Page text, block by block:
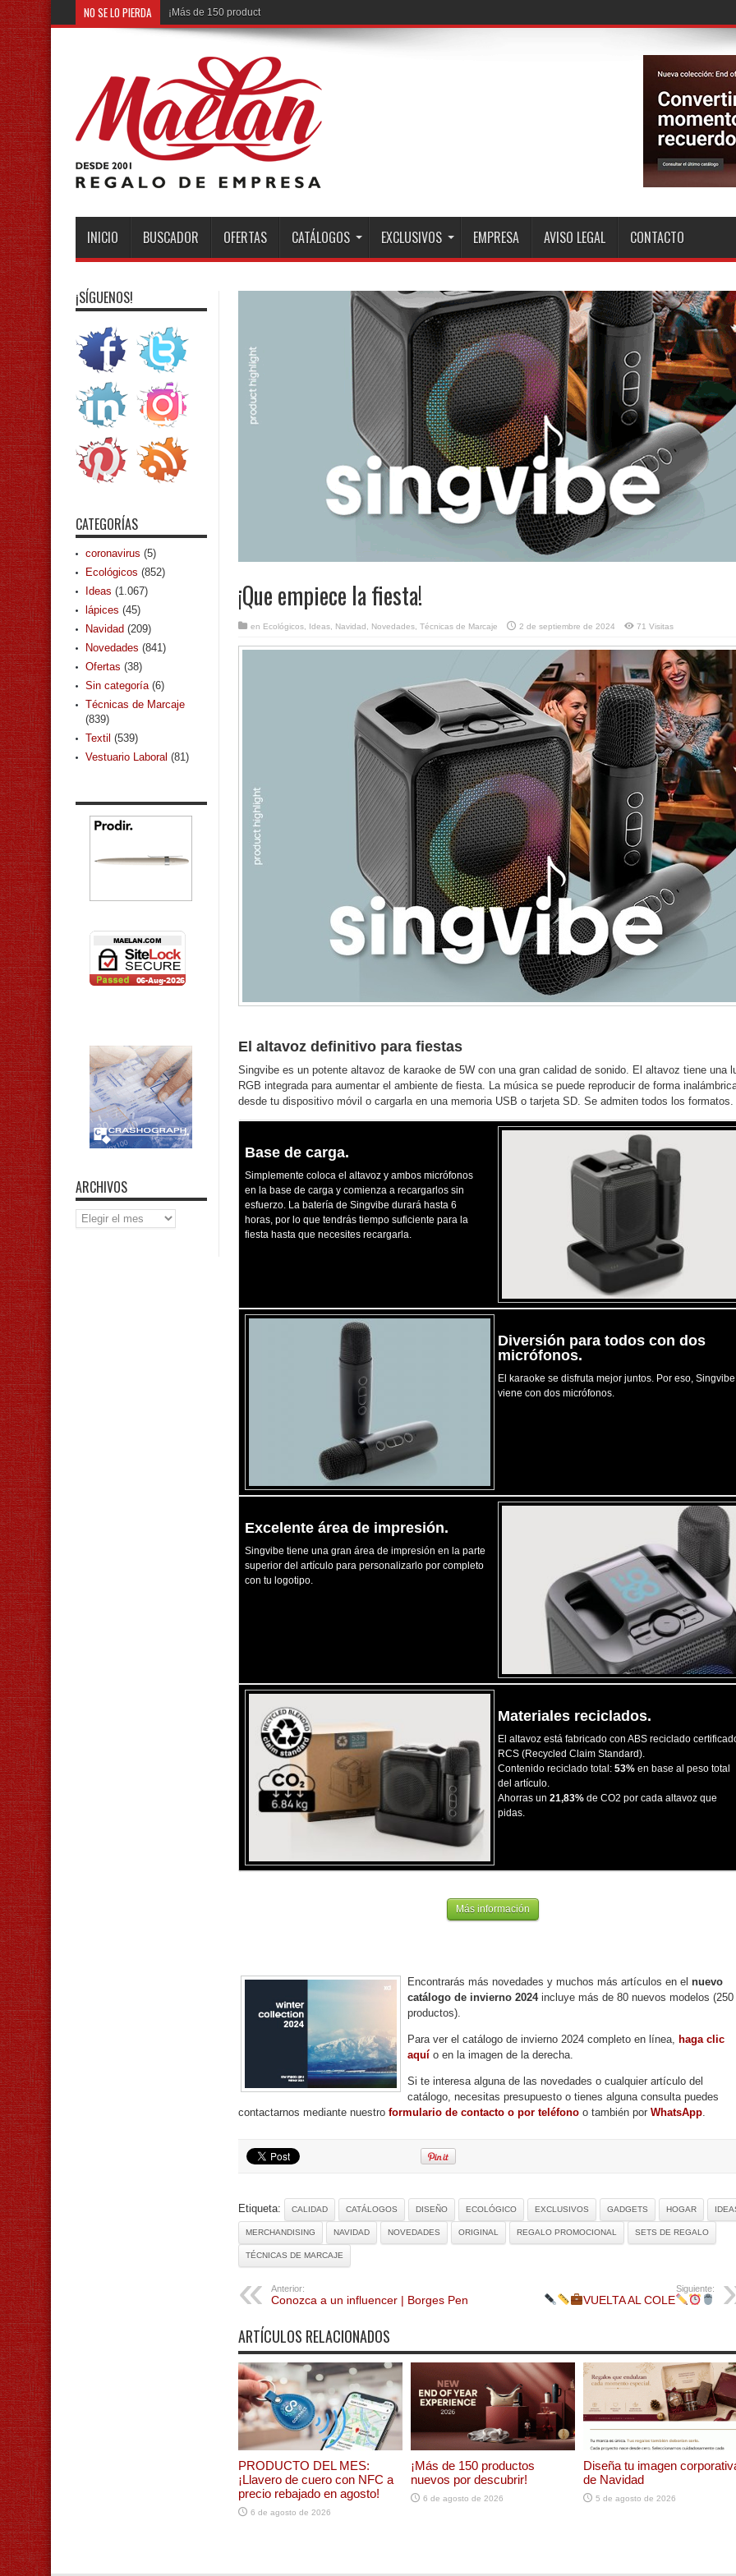
NO SE LO PIERDA ¡Más de 150 productos nuevos por descubrir!
INICIO BUSCADOR OFERTAS CATÁLOGOS EXCLUSIVOS EMPRESA AVISO LEGAL CONTACTO
¡Que empiece la fiesta!
en Ecológicos Ideas Navidad Novedades Técnicas de Marcaje 2 de septiembre de 2024 71 Visitas
El altavoz definitivo para fiestas
Singvibe es un potente altavoz de karaoke de 5W con una gran calidad de sonido. El altavoz tiene una
RGB integrada para aumentar el ambiente de fiesta. La música se puede reproducir de forma
desde tu dispositivo móvil o cargarla en una memoria USB o tarjeta SD. Se admiten todos los formatos.
Base de carga.
Simplemente coloca el altavoz y ambos micrófonos
en la base de carga y comienza a recargarlos sin
esfuerzo. La batería de Singvibe durará hasta 6
horas, por lo que tendrás tiempo suficiente para la
fiesta hasta que necesites recargarla.
Diversión para todos con dos
micrófonos.
El karaoke se disfruta mejor juntos. Por eso, Singvibe
viene con dos micrófonos.
Excelente área de impresión.
Singvibe tiene una gran área de impresión en la parte
superior del artículo para personalizarlo por completo
con tu logotipo.
Materiales reciclados.
El altavoz está fabricado con ABS reciclado
RCS (Recycled Claim Standard).
Contenido reciclado total: 53% en base al peso total
del artículo.
Ahorras un 21,83% de CO2 por cada altavoz que
pidas.
Más información
Encontrarás más novedades y muchos más artículos en el nuevo
catálogo de invierno 2024incluye más de 80 nuevos modelos (250
productos).
Para ver el catálogo de invierno 2024 completo en línea, haga clic
aquí o en la imagen de la derecha.
Si te interesa alguna de las novedades o cualquier artículo del
catálogo, necesitas presupuesto o tienes alguna consulta puedes
contactarnos mediante nuestro formulario de contacto o por teléfono o también por WhatsApp.
Etiqueta: CALIDAD CATÁLOGOS DISEÑO ECOLÓGICO EXCLUSIVOS GADGETS HOGAR
MERCHANDISING NAVIDAD NOVEDADES ORIGINAL REGALO PROMOCIONAL SETS DE REGALO
TÉCNICAS DE MARCAJE
Anterior:
Conozca a un influencer | Borges Pen
Siguiente:
VUELTA AL COLE
ARTÍCULOS RELACIONADOS
PRODUCTO DEL MES:
¡Llavero de cuero con NFC a
precio rebajado en agosto!
6 de agosto de 2026
¡Más de 150 productos
nuevos por descubrir!
6 de agosto de 2026
Diseña tu imagen
de Navidad
5 de agosto de 2026
¡SÍGUENOS!
CATEGORÍAS
coronavirus (5)
Ecológicos (852)
Ideas (1.067)
lápices (45)
Navidad (209)
Novedades (841)
Ofertas (38)
Sin categoría(6)
Técnicas de Marcaje
(839)
Textil (539)
Vestuario Laboral (81)
ARCHIVOS
Archivos